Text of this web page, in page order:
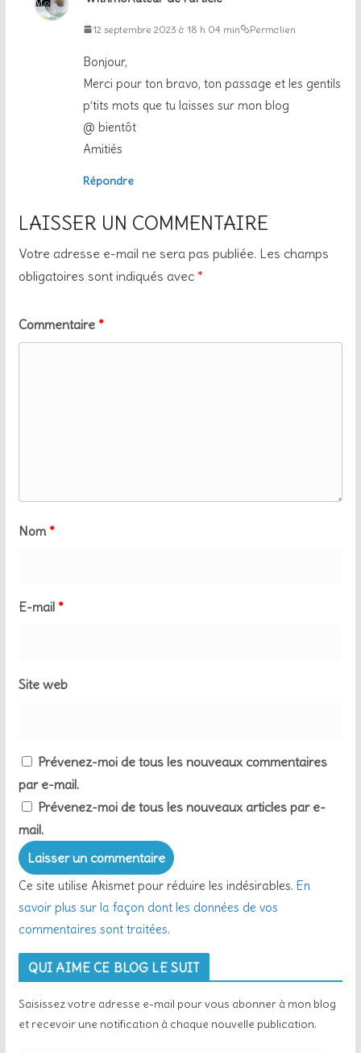
12 septembre 2023 à 18 h 04 min Permalien
Bonjour,
Merci pour ton bravo, ton passage et les gentils
p’tits mots que tu laisses sur mon blog
@ bientôt
Amitiés
Répondre
LAISSER UN COMMENTAIRE
Votre adresse e-mail ne sera pas publiée. Les champs
obligatoires sont indiqués avec *
Commentaire *
Nom *
E-mail *
Site web
Prévenez-moi de tous les nouveaux commentaires
par e-mail.
Prévenez-moi de tous les nouveaux articles par e-
mail.
Ce site utilise Akismet pour réduire les indésirables. En
savoir plus sur la façon dont les données de vos
commentaires sont traitées.
QUI AIME CE BLOG LE SUIT
Saisissez votre adresse e-mail pour vous abonner à mon blog
et recevoir une notification à chaque nouvelle publication.